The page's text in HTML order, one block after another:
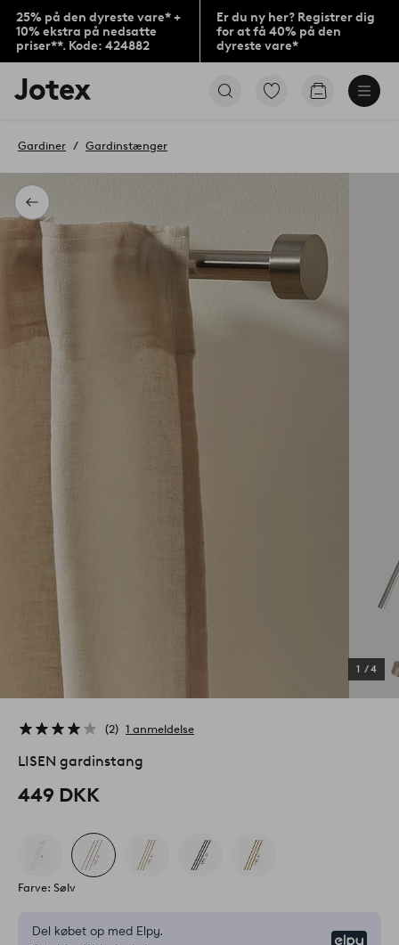
25% på den dyreste vare* +
10% ekstra på nedsatte
priser**. Kode: 424882
Er du ny her? Registrer dig
for at få 40% på den
dyreste vare*
Jotex
logo
til
Gå
Gå
Tilbage
Gardiner Gardinstænger
1 /4
2 1 anmeldelse
LISEN gardinstang
449 DKK
Farve: Sølv
Del købet op med Elpy.